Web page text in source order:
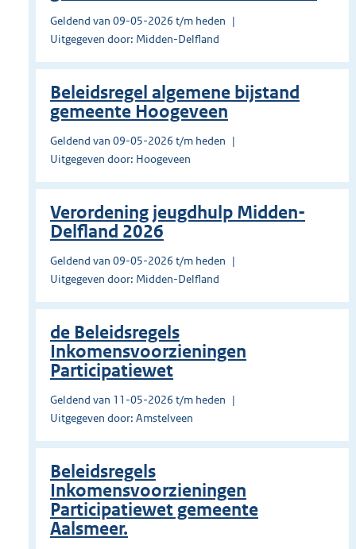
Geldend van 09-05-2026 t/m heden
Uitgegeven door: Midden-Delfland
Beleidsregel algemene bijstand
gemeente Hoogeveen
Geldend van 09-05-2026 t/m heden
Uitgegeven door: Hoogeveen
Verordening jeugdhulp Midden-
Delfland 2026
Geldend van 09-05-2026 t/m heden
Uitgegeven door: Midden-Delfland
de Beleidsregels
Inkomensvoorzieningen
Participatiewet
Geldend van 11-05-2026 t/m heden
Uitgegeven door: Amstelveen
Beleidsregels
Inkomensvoorzieningen
Participatiewet gemeente
Aalsmeer.